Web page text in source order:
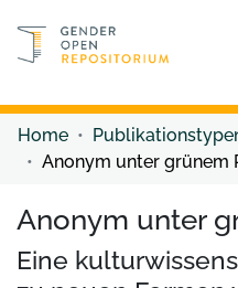
Discover content
Home
Anonym unter
Eine